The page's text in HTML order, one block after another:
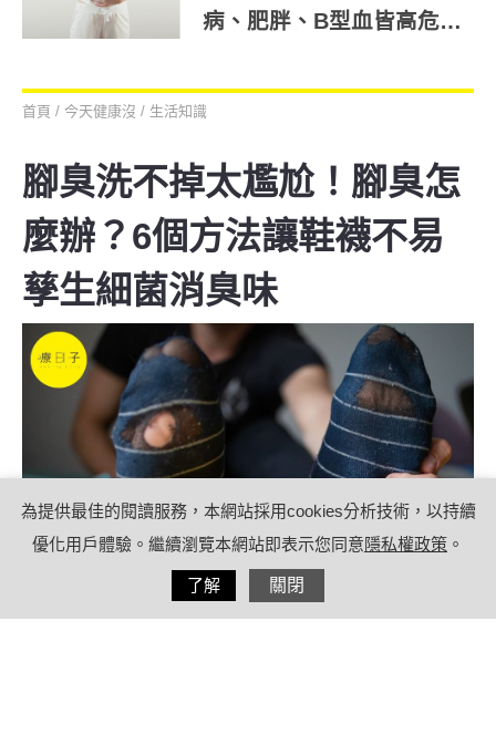
病、肥胖、B型血皆高危險
首頁 / 今天健康沒 / 生活知識
腳臭洗不掉太尷尬！腳臭怎
麼辦？6個方法讓鞋襪不易
孳生細菌消臭味
為提供最佳的閱讀服務，本網站採用cookies分析技術，以持續
優化用戶體驗。繼續瀏覽本網站即表示您同意隱私權政策 。
了解 關閉